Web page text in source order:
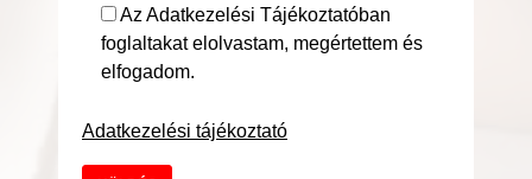
Az Adatkezelési Tájékoztatóban
foglaltakat elolvastam, megértettem és
elfogadom.
Adatkezelési tájékoztató